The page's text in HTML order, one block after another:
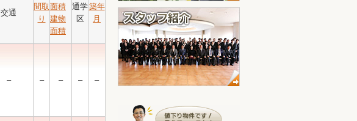
交通
間取
り
面積
建物
面積
通学
区
築年
月
– – – – –